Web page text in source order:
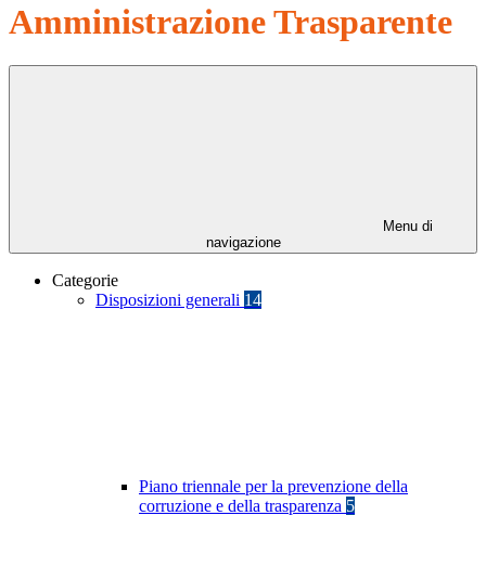
Amministrazione Trasparente
Menu di
navigazione
Categorie
Disposizioni generali 14
Piano triennale per la prevenzione della
corruzione e della trasparenza 5